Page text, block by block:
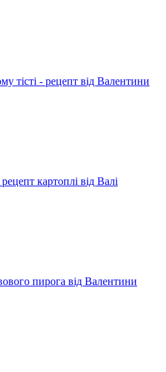
тісті - рецепт від Валентини
картоплі від Валі
пирога від Валентини